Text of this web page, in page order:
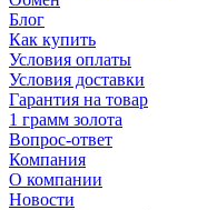
Блог
Как купить
Условия оплаты
Условия доставки
Гарантия на товар
1 грамм золота
Вопрос-ответ
Компания
О компании
Новости